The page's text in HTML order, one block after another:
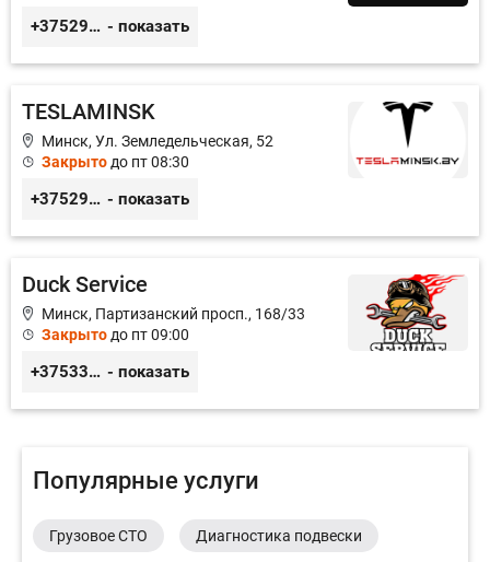
+375296651188 - показать
TESLAMINSK
Минск, Ул. Земледельческая, 52
Закрытодо пт 08:30
+375291335101 - показать
Duck Service
Минск, Партизанский просп., 168/33
Закрыто до пт 09:00
+375333416710 - показать
Популярные услуги
Грузовое СТО Диагностика подвески